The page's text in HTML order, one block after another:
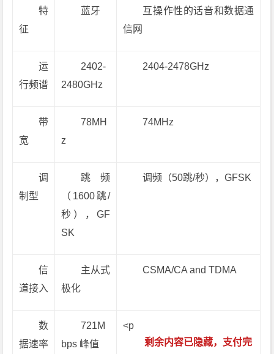
特
征
蓝牙
互操作性的话音和数据通
信网
运
行频谱
2402-
2480GHz
2404-2478GHz
带
宽
78MH
z
74MHz
调
制型
跳频
（1600跳/
秒），GF
SK
调频（50跳/秒），GFSK
信
道接入
主从式
极化
CSMA/CA and TDMA
数
据速率
721M
bps 峰值
<p
剩余内容已隐藏，支付完